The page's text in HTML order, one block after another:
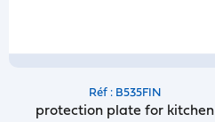
Réf : B535FIN
protection plate for kitchen